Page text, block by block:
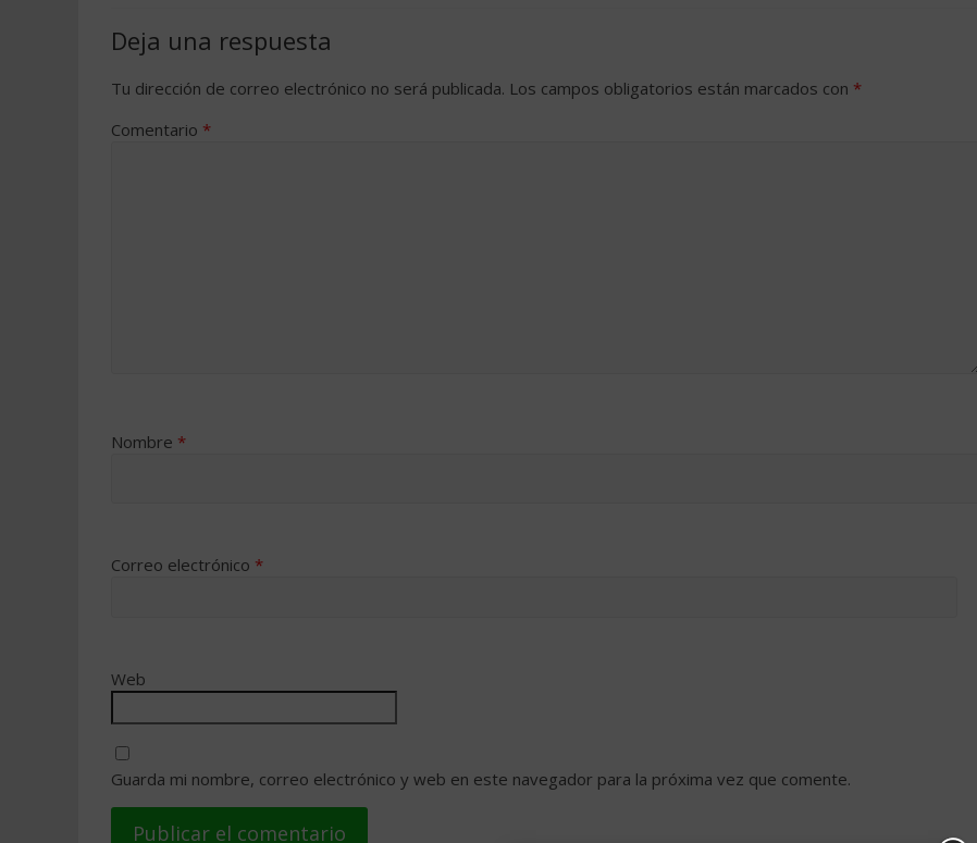
Deja una respuesta
Tu dirección de correo electrónico no será publicada. Los campos obligatorios están marcados con *
Comentario *
Nombre *
Correo electrónico *
Web
Guarda mi nombre, correo electrónico y web en este navegador para la próxima vez que comente.